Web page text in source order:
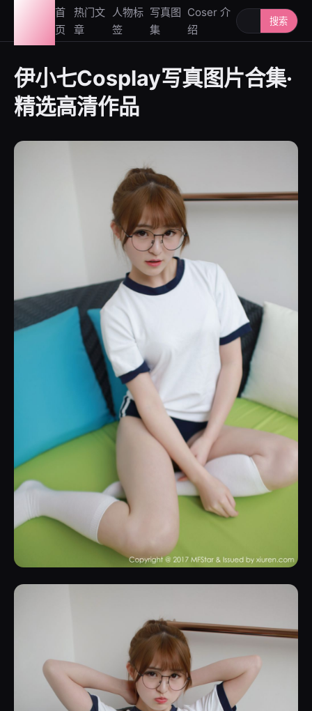
首
页
热门文
章
人物标
签
写真图
集
Coser 介
绍
搜索人物或写
搜索
伊小七Cosplay写真图片合集·
精选高清作品